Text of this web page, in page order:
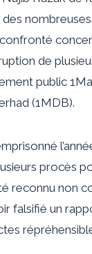
des
de
public
(1MDB).
procès
reconnu non
falsifié un